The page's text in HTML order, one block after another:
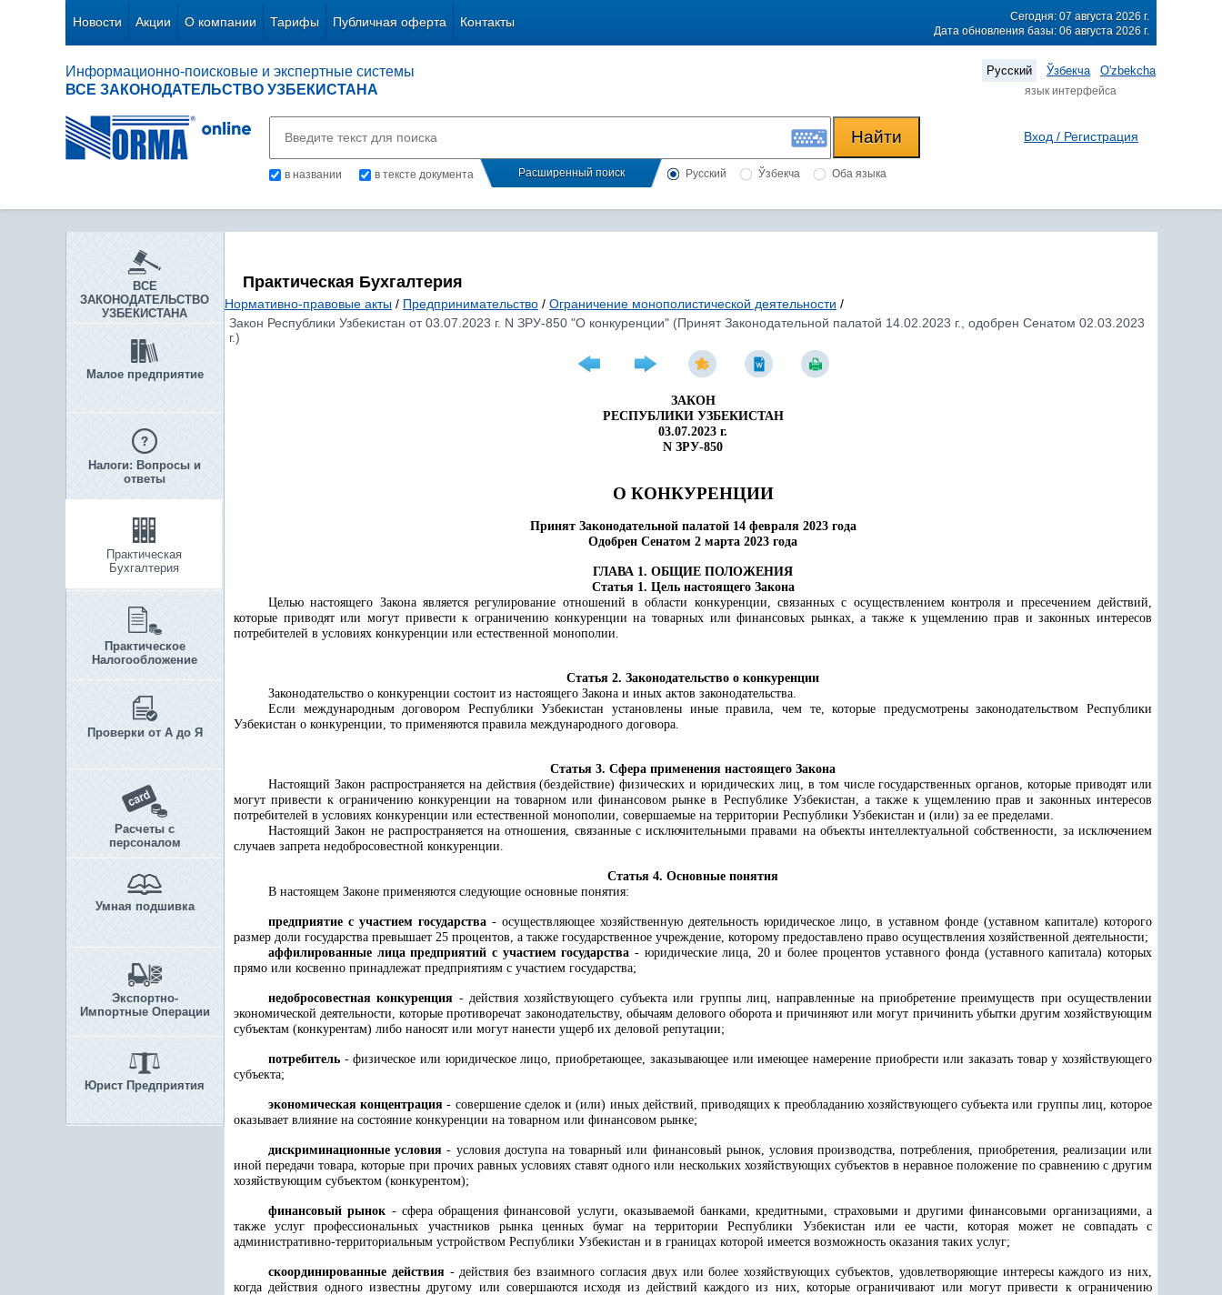
Новости Акции О компании Тарифы Публичная оферта Контакты
Сегодня: 07 августа 2026 г.
Дата обновления базы: 06 августа 2026 г.
Информационно-поисковые и экспертные системы
ВСЕ ЗАКОНОДАТЕЛЬСТВО УЗБЕКИСТАНА
Русский Ўзбекча O'zbekcha
язык интерфейса
в названии в тексте документа Расширенный поиск Русский Ўзбекча Оба языка
Вход / Регистрация
ВСЕ
ЗАКОНОДАТЕЛЬСТВО
УЗБЕКИСТАНА
Малое предприятие
Налоги: Вопросы и
ответы
Практическая
Бухгалтерия
Практическое
Налогообложение
Проверки от А до Я
Расчеты с
персоналом
Умная подшивка
Экспортно-
Импортные Операции
Юрист Предприятия
Практическая Бухгалтерия
Нормативно-правовые акты / Предпринимательство / Ограничение монополистической деятельности /
Закон Республики Узбекистан от 03.07.2023 г. N ЗРУ-850 "О конкуренции" (Принят Законодательной палатой 14.02.2023 г., одобрен Сенатом 02.03.2023
г.)
ЗАКОН
РЕСПУБЛИКИ УЗБЕКИСТАН
03.07.2023 г.
N ЗРУ-850
О КОНКУРЕНЦИИ
Принят Законодательной палатой 14 февраля 2023 года
Одобрен Сенатом 2 марта 2023 года
ГЛАВА 1. ОБЩИЕ ПОЛОЖЕНИЯ
Статья 1. Цель настоящего Закона
Целью настоящего Закона является регулирование отношений в области конкуренции, связанных с осуществлением контроля и пресечением действий,
которые приводят или могут привести к ограничению конкуренции на товарных или финансовых рынках, а также к ущемлению прав и законных интересов
потребителей в условиях конкуренции или естественной монополии.
Статья 2. Законодательство о конкуренции
Законодательство о конкуренции состоит из настоящего Закона и иных актов законодательства.
Если международным договором Республики Узбекистан установлены иные правила, чем те, которые предусмотрены законодательством Республики
Узбекистан о конкуренции, то применяются правила международного договора.
Статья 3. Сфера применения настоящего Закона
Настоящий Закон распространяется на действия (бездействие) физических и юридических лиц, в том числе государственных органов, которые приводят или
могут привести к ограничению конкуренции на товарном или финансовом рынке в Республике Узбекистан, а также к ущемлению прав и законных интересов
потребителей в условиях конкуренции или естественной монополии, совершаемые на территории Республики Узбекистан и (или) за ее пределами.
Настоящий Закон не распространяется на отношения, связанные с исключительными правами на объекты интеллектуальной собственности, за исключением
случаев запрета недобросовестной конкуренции.
Статья 4. Основные понятия
В настоящем Законе применяются следующие основные понятия:
предприятие с участием государства - осуществляющее хозяйственную деятельность юридическое лицо, в уставном фонде (уставном капитале) которого
размер доли государства превышает 25 процентов, а также государственное учреждение, которому предоставлено право осуществления хозяйственной деятельности;
аффилированные лица предприятий с участием государства - юридические лица, 20 и более процентов уставного фонда (уставного капитала) которых
прямо или косвенно принадлежат предприятиям с участием государства;
недобросовестная конкуренция - действия хозяйствующего субъекта или группы лиц, направленные на приобретение преимуществ при осуществлении
экономической деятельности, которые противоречат законодательству, обычаям делового оборота и причиняют или могут причинить убытки другим хозяйствующим
субъектам (конкурентам) либо наносят или могут нанести ущерб их деловой репутации;
потребитель - физическое или юридическое лицо, приобретающее, заказывающее или имеющее намерение приобрести или заказать товар у хозяйствующего
субъекта;
экономическая концентрация - совершение сделок и (или) иных действий, приводящих к преобладанию хозяйствующего субъекта или группы лиц, которое
оказывает влияние на состояние конкуренции на товарном или финансовом рынке;
дискриминационные условия - условия доступа на товарный или финансовый рынок, условия производства, потребления, приобретения, реализации или
иной передачи товара, которые при прочих равных условиях ставят одного или нескольких хозяйствующих субъектов в неравное положение по сравнению с другим
хозяйствующим субъектом (конкурентом);
финансовый рынок - сфера обращения финансовой услуги, оказываемой банками, кредитными, страховыми и другими финансовыми организациями, а
также услуг профессиональных участников рынка ценных бумаг на территории Республики Узбекистан или ее части, которая может не совпадать с
административно-территориальным устройством Республики Узбекистан и в границах которой имеется возможность оказания таких услуг;
скоординированные действия- действия без взаимного согласия двух или более хозяйствующих субъектов, удовлетворяющие интересы каждого из них,
когда действия одного известны другому или совершаются исходя из действий каждого из них, которые ограничивают или могут привести к ограничению